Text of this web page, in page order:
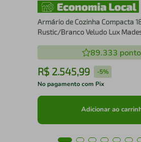
Armário de Cozinha Compacta
Rustic/Branco Veludo Lux
89.333
R$ 2.545,99 -5%
No pagamento com Pix
Adicionar ao